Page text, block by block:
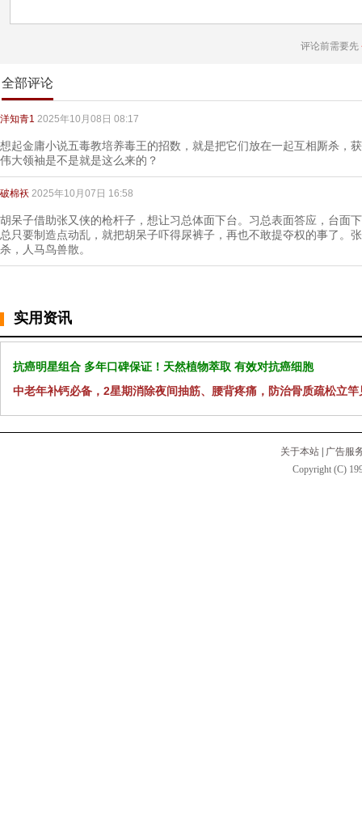
评论前需要先
全部评论
洋知青1 2025年10月08日 08:17
想起金庸小说五毒教培养毒王的招数，就是把它们放在一起互相厮杀，
伟大领袖是不是就是这么来的？
破棉袄 2025年10月07日 16:58
胡呆子借助张又侠的枪杆子，想让习总体面下台。习总表面答应，台面
总只要制造点动乱，就把胡呆子吓得尿裤子，再也不敢提夺权的事了。
杀，人马鸟兽散。
实用资讯
抗癌明星组合 多年口碑保证！天然植物萃取 有效对抗癌细胞
中老年补钙必备，2星期消除夜间抽筋、腰背疼痛，防治骨质疏松立竿
关于本站
广告服
Copyright (C)